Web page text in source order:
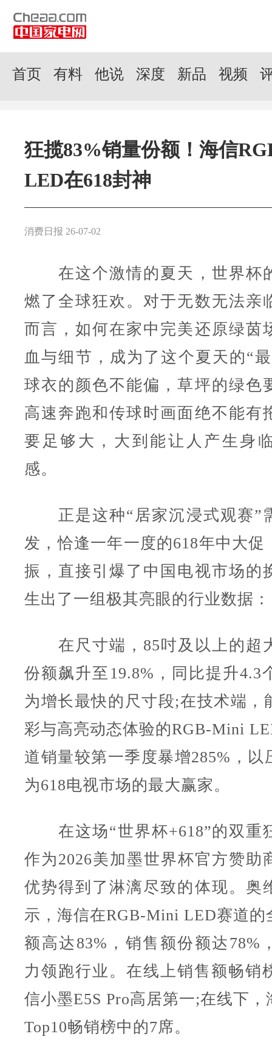
首页 有料 他说 深度 新品 视频
狂揽83%销量份额！海信
LED在618封神
消费日报 26-07-02
在这个激情的夏天，世界杯
燃了全球狂欢。对于无数无法亲
而言，如何在家中完美还原绿茵
血与细节，成为了这个夏天的“
球衣的颜色不能偏，草坪的绿色
高速奔跑和传球时画面绝不能有
要足够大，大到能让人产生身
感。
正是这种“居家沉浸式观赛”
发，恰逢一年一度的618年中大促
振，直接引爆了中国电视市场的
生出了一组极其亮眼的行业数据：
在尺寸端，85吋及以上的超
份额飙升至19.8%，同比提升4.3
为增长最快的尺寸段;在技术端，
彩与高亮动态体验的RGB-Mini
道销量较第一季度暴增285%，以
为618电视市场的最大赢家。
在这场“世界杯+618”的双重
作为2026美加墨世界杯官方赞助
优势得到了淋漓尽致的体现。奥
示，海信在RGB-Mini LED赛道的
额高达83%，销售额份额达78%
力领跑行业。在线上销售额畅销
信小墨E5S Pro高居第一;在线下
Top10畅销榜中的7席。